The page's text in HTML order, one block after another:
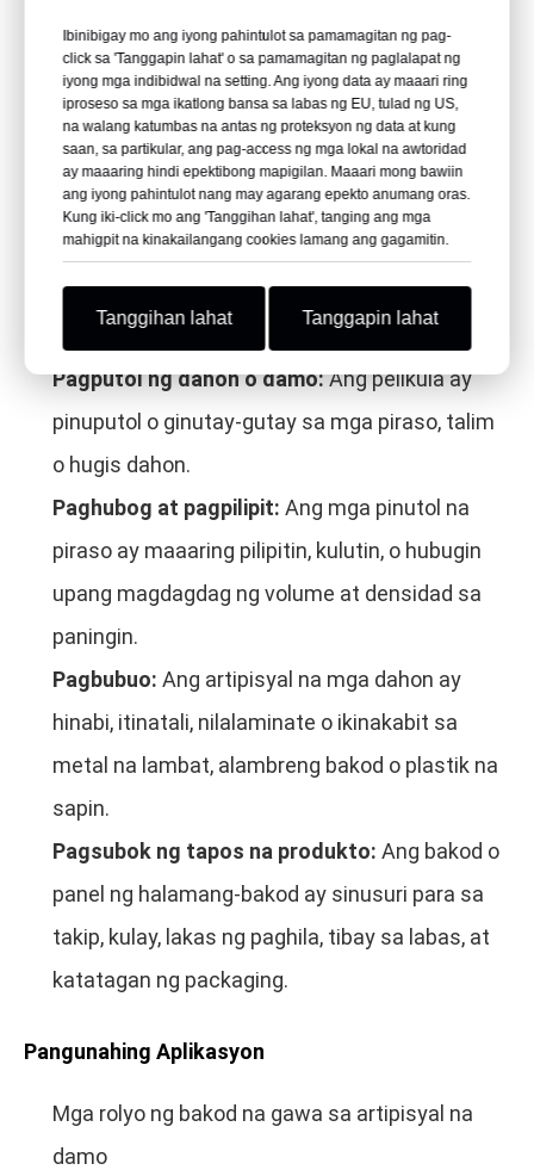
Paghiwa gamit ang roll:Ang mga master roll ay
hinihiwa sa mga lapad na tumutugma sa
kagamitan sa paggupit ng dahon o paggawa ng
bakod.
Pag-emboss o pag-texture:Ang isang matte o
embossed na ibabaw ay maaaring makabawas
sa mala-plastik na silaw at lumikha ng mas
natural na anyo.
Pagputol ng dahon o damo:Ang pelikula ay
pinuputol o ginutay-gutay sa mga piraso, talim
o hugis dahon.
Paghubog at pagpilipit: Ang mga pinutol na
piraso ay maaaring pilipitin, kulutin, o hubugin
upang magdagdag ng volume at densidad sa
paningin.
Pagbubuo: Ang artipisyal na mga dahon ay
hinabi, itinatali, nilalaminate o ikinakabit sa
metal na lambat, alambreng bakod o plastik na
sapin.
Pagsubok ng tapos na produkto: Ang bakod o
panel ng halamang-bakod ay sinusuri para sa
takip, kulay, lakas ng paghila, tibay sa labas, at
katatagan ng packaging.
Pangunahing Aplikasyon
Mga rolyo ng bakod na gawa sa artipisyal na
damo
Ibinibigay mo ang iyong pahintulot sa pamamagitan ng pag-
click sa 'Tanggapin lahat' o sa pamamagitan ng paglalapat ng
iyong mga indibidwal na setting. Ang iyong data ay maaari ring
iproseso sa mga ikatlong bansa sa labas ng EU, tulad ng US,
na walang katumbas na antas ng proteksyon ng data at kung
saan, sa partikular, ang pag-access ng mga lokal na awtoridad
ay maaaring hindi epektibong mapigilan. Maaari mong bawiin
ang iyong pahintulot nang may agarang epekto anumang oras.
Kung iki-click mo ang 'Tanggihan lahat', tanging ang mga
mahigpit na kinakailangang cookies lamang ang gagamitin.
Tanggihan lahat Tanggapin lahat